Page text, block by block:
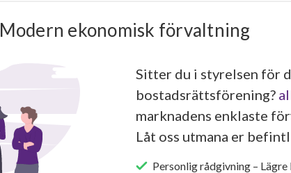
Modern ekonomisk förvaltning
Sitter du i styrelsen för
bostadsrättsförening?
marknadens enklaste
Låt oss utmana er
Personlig rådgivning –